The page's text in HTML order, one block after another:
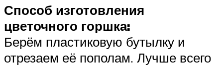
Способ изготовления
цветочного горшка:
Берём пластиковую бутылку и
отрезаем её пополам. Лучше всего